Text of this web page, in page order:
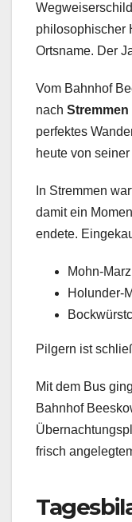
philosophischer
Ortsname. Der
Vom Bahnhof
nach Stremmen
perfektes
heute von
In Stremmen
damit ein
endete.
Mohn-
Holunder-
Pilgern ist
Mit dem Bus
Bahnhof
frisch